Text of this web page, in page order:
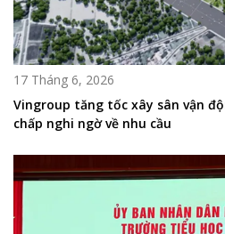
17 Tháng 6, 2026
Vingroup tăng tốc xây sân vận
chấp nghi ngờ về nhu cầu